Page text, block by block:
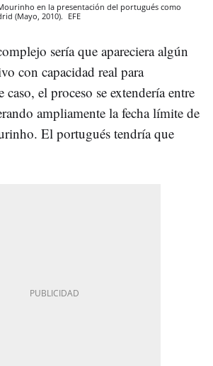
en la presentación del portugués como
(Mayo, 2010). EFE
sería que apareciera algún
con capacidad real para
caso, el proceso se extendería entre
ampliamente la fecha límite de
El portugués tendría que